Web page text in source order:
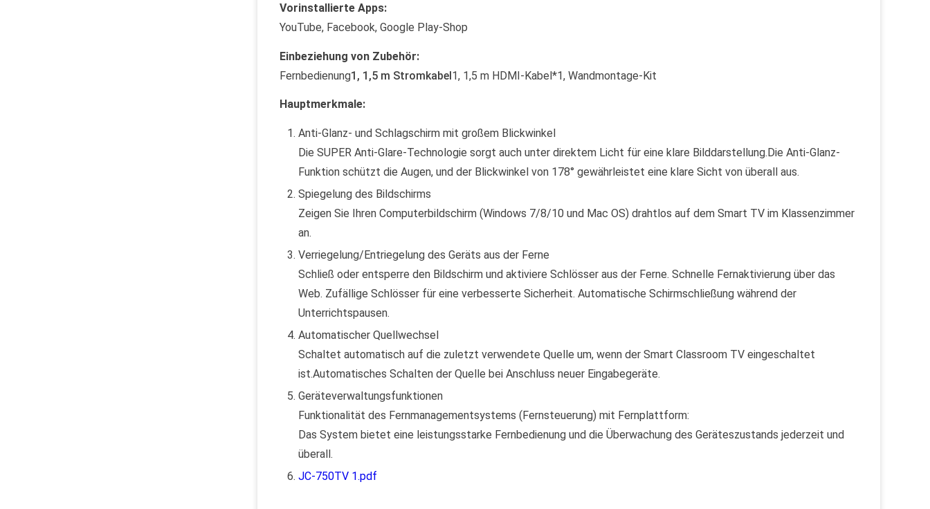
Vorinstallierte Apps:
YouTube, Facebook, Google Play-Shop
Einbeziehung von Zubehör:
Fernbedienung1, 1,5 m Stromkabel1, 1,5 m HDMI-Kabel*1, Wandmontage-Kit
Hauptmerkmale:
Anti-Glanz- und Schlagschirm mit großem Blickwinkel
Die SUPER Anti-Glare-Technologie sorgt auch unter direktem Licht für eine klare Bilddarstellung.Die Anti-Glanz-
Funktion schützt die Augen, und der Blickwinkel von 178° gewährleistet eine klare Sicht von überall aus.
Spiegelung des Bildschirms
Zeigen Sie Ihren Computerbildschirm (Windows 7/8/10 und Mac OS) drahtlos auf dem Smart TV im Klassenzimmer
an.
Verriegelung/Entriegelung des Geräts aus der Ferne
Schließ oder entsperre den Bildschirm und aktiviere Schlösser aus der Ferne. Schnelle Fernaktivierung über das
Web. Zufällige Schlösser für eine verbesserte Sicherheit. Automatische Schirmschließung während der
Unterrichtspausen.
Automatischer Quellwechsel
Schaltet automatisch auf die zuletzt verwendete Quelle um, wenn der Smart Classroom TV eingeschaltet
ist.Automatisches Schalten der Quelle bei Anschluss neuer Eingabegeräte.
Geräteverwaltungsfunktionen
Funktionalität des Fernmanagementsystems (Fernsteuerung) mit Fernplattform:
Das System bietet eine leistungsstarke Fernbedienung und die Überwachung des Geräteszustands jederzeit und
überall.
JC-750TV 1.pdf